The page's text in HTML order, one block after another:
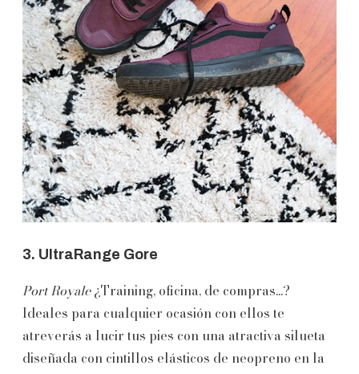
3. UltraRange Gore
Port Royale¿Training, oficina, de compras...?
Ideales para cualquier ocasión con ellos te
atreverás a lucir tus pies con una atractiva silueta
diseñada con cintillos elásticos de neopreno en la